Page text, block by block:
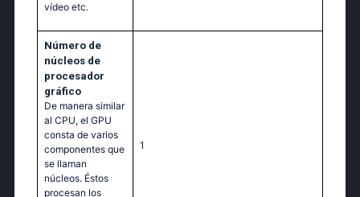
vídeo etc.
Número de
núcleos de
procesador
gráfico
De manera similar
al CPU, el GPU
consta de varios
componentes que
se llaman
núcleos. Éstos
procesan los
1